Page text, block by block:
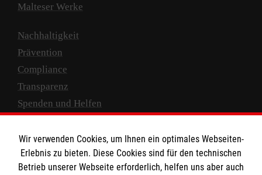
Malteser Werke
Nachhaltigkeit
Prävention
Compliance
Transparenz
Spenden und Helfen
Empfänger: Malteser Hilfsdienst e.V.
IBAN: DE10 3706 0120 1201 2000 12
Wir verwenden Cookies, um Ihnen ein optimales Webseiten-
Erlebnis zu bieten. Diese Cookies sind für den technischen
Betrieb unserer Webseite erforderlich, helfen uns aber auch